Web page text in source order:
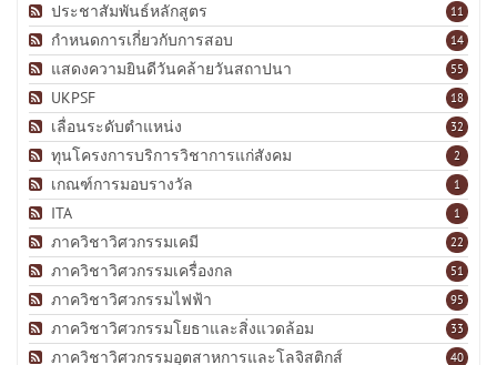
11
ประชาสัมพันธ์หลักสูตร
14
กำหนดการเกี่ยวกับการสอบ
55
แสดงความยินดีวันคล้ายวันสถาปนา
18
UKPSF
32
เลื่อนระดับตำแหน่ง
2
ทุนโครงการบริการวิชาการแก่สังคม
1
เกณฑ์การมอบรางวัล
1
ITA
22
ภาควิชาวิศวกรรมเคมี
51
ภาควิชาวิศวกรรมเครื่องกล
95
ภาควิชาวิศวกรรมไฟฟ้า
33
ภาควิชาวิศวกรรมโยธาและสิ่งแวดล้อม
40
ภาควิชาวิศวกรรมอุตสาหการและโลจิสติกส์